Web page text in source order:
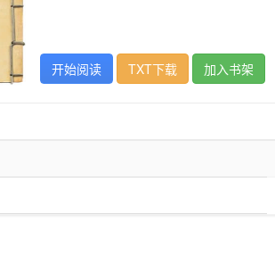
开始阅读 TXT下载 加入书架